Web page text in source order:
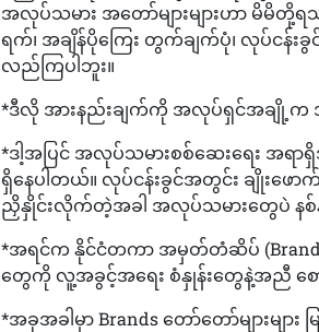
အလုပ်သမား အတော်များများဟာ မိမိ
ရက်၊ အချိန်ပိုကြေး တွက်ချက်ပုံ၊ လုပ်ငန်းခွ
လည်ကြပါဘူး။
*ဒီလို အားနည်းချက်ကို အလုပ်ရှင်အချို့က
*ဒါ့အပြင် အလုပ်သမားစစ်ဆေးရေး အ
ရှိနေပါတယ်။ လုပ်ငန်းခွင်အတွင်း ချိုးဖေ
ညှိနှိုင်းလိုက်တဲ့အခါ အလုပ်သမားတွေပဲ နစ်
*အရင်က နိုင်ငံတကာ အမှတ်တံဆိပ်
တွေကို လူ့အခွင့်အရေး စံနှုန်းတွေနဲ့အညီ စ
*အခုအခါမှာ Brands တော်တော်များမျ